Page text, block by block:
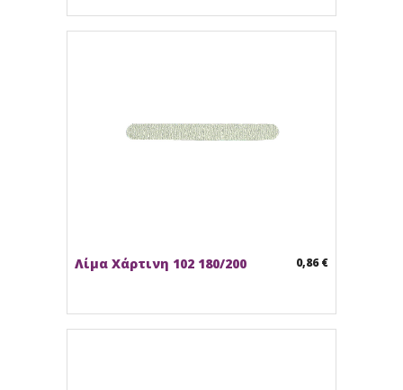
Λίμα Χάρτινη 102 180/200 0,86 €